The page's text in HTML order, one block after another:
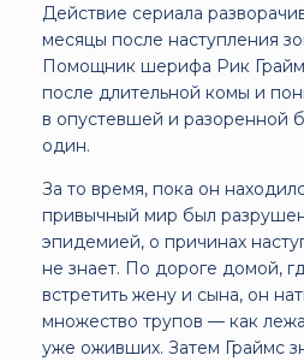
Действие сериала
месяцы после наступления
Помощник шерифа Рик
после длительной комы и
в опустевшей и разоренной
один.
За то время, пока он
привычный мир был
эпидемией, о причинах
не знает. По дороге домой,
встретить жену и сына, он
множество трупов — как
уже оживших. Затем Граймс